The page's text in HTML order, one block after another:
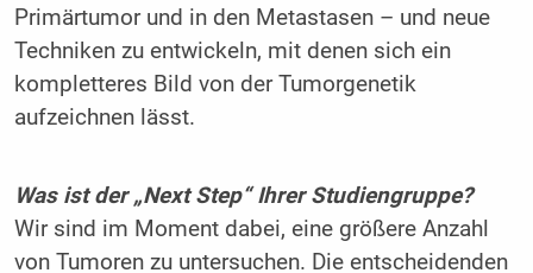
Primärtumor und in den Metastasen – und neue
Techniken zu entwickeln, mit denen sich ein
kompletteres Bild von der Tumorgenetik
aufzeichnen lässt.
Was ist der „Next Step“ Ihrer Studiengruppe?
Wir sind im Moment dabei, eine größere Anzahl
von Tumoren zu untersuchen. Die entscheidenden